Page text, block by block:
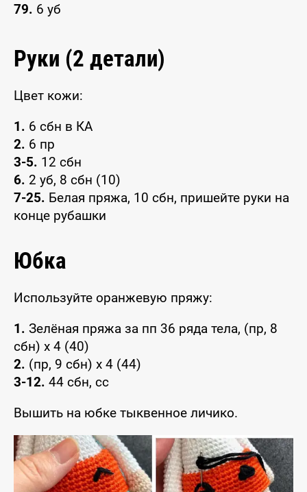
79. 6 уб
Руки (2 детали)
Цвет кожи:
1. 6 сбн в КА
2. 6 пр
3-5. 12 сбн
6. 2 уб, 8 сбн (10)
7-25. Белая пряжа, 10 сбн, пришейте руки на
конце рубашки
Юбка
Используйте оранжевую пряжу:
1. Зелёная пряжа за пп 36 ряда тела, (пр, 8
сбн) x 4 (40)
2. (пр, 9 сбн) x 4 (44)
3-12. 44 сбн, сс
Вышить на юбке тыквенное личико.